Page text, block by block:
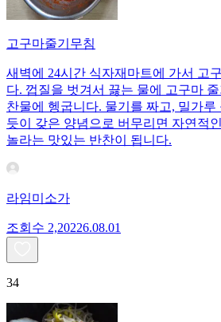
고구마줄기무침
새벽에 24시간 식자재마트에 가서 고
다. 껍질을 벗겨서 끓는 물에 고구마
찬물에 헹굽니다. 물기를 짜고, 밀가
듯이 갖은 양념으로 버무리면 자연적
놀라는 맛있는 반찬이 됩니다.
라임미소가
조회수 2,20226.08.01
34